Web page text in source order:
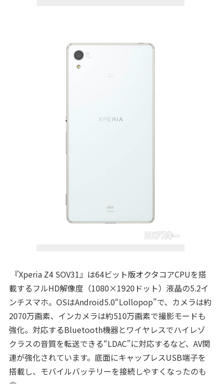
『Xperia Z4 SOV31』は64ビット版オクタコアCPUを搭
載するフルHD解像度（1080×1920ドット）液晶の5.2イ
ンチスマホ。OSはAndroid5.0“Lollopop”で、カメラは約
2070万画素、インカメラは約510万画素で撮影モードも
強化。対応するBluetooth機器とワイヤレスでハイレゾ
クラスの音質を転送できる“LDAC”に対応するなど、AV関
連が強化されています。底面にキャップレスUSB端子を
搭載し、モバイルバッテリーを接続しやすくなったのも